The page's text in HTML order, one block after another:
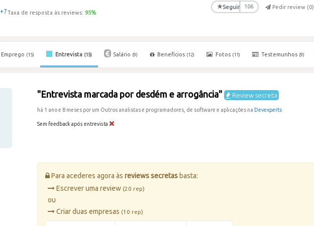
+7Taxa de resposta às reviews: 95%
★Seguir 106 Pedir review (0)
Emprego (15) Entrevista (15) Salário (9) Benefícios (12) Fotos (11) Testemunhos (9)
"Entrevista marcada por desdém e arrogância" Review secreta
há 1 ano e 8 meses por um Outros analistas e programadores, de software e aplicações na Devexperts
Sem feedback após entrevista
Para acederes agora àsreviews secretas basta:
Escrever uma review(20 rep)
ou
Criar duas empresas(10 rep)